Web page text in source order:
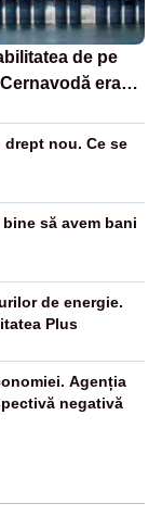
de pe
era
drept nou. Ce se
să avem bani
de energie.
Plus
Agenția
negativă